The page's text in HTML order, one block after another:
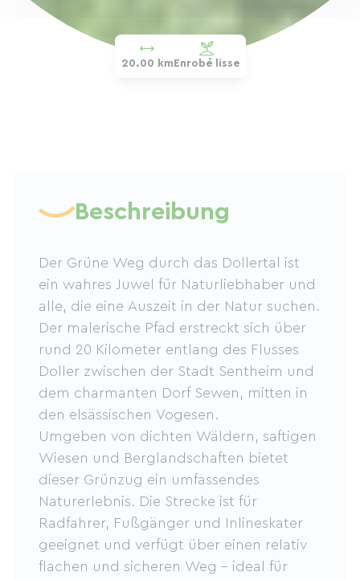
20.00 km Enrobé lisse
Beschreibung
Der Grüne Weg durch das Dollertal ist
ein wahres Juwel für Naturliebhaber und
alle, die eine Auszeit in der Natur suchen.
Der malerische Pfad erstreckt sich über
rund 20 Kilometer entlang des Flusses
Doller zwischen der Stadt Sentheim und
dem charmanten Dorf Sewen, mitten in
den elsässischen Vogesen.
Umgeben von dichten Wäldern, saftigen
Wiesen und Berglandschaften bietet
dieser Grünzug ein umfassendes
Naturerlebnis. Die Strecke ist für
Radfahrer, Fußgänger und Inlineskater
geeignet und verfügt über einen relativ
flachen und sicheren Weg – ideal für